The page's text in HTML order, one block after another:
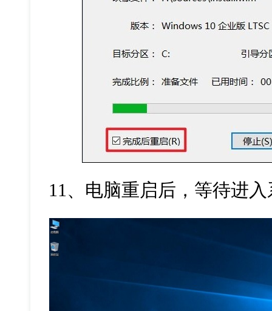
11 、电脑重启后，等待进